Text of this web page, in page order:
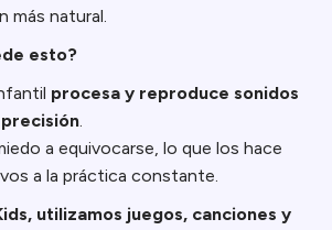
más natural.
esto?
procesa y reproduce sonidos
.
a equivocarse, lo que los hace
a la práctica constante.
utilizamos juegos, canciones y